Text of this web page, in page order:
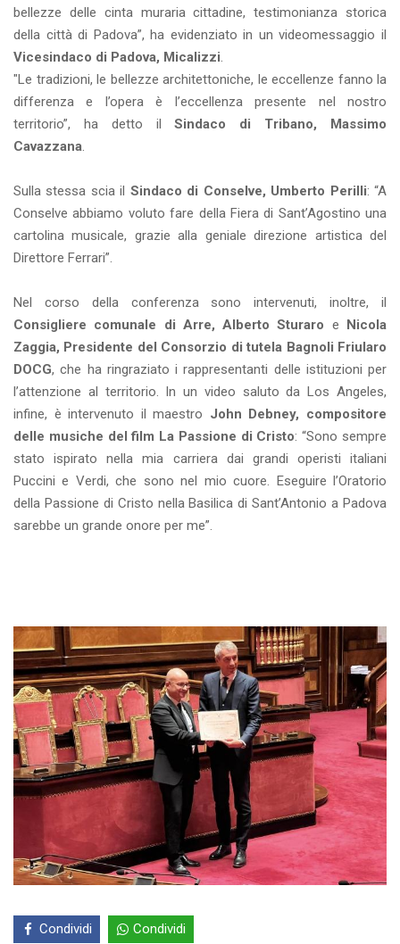
bellezze delle cinta muraria cittadine, testimonianza storica
della città di Padova”, ha evidenziato in un videomessaggio il
Vicesindaco di Padova, Micalizzi.
"Le tradizioni, le bellezze architettoniche, le eccellenze fanno la
differenza e l’opera è l’eccellenza presente nel nostro
territorio”, ha detto ilSindaco di Tribano, Massimo
Cavazzana.
Sulla stessa scia il Sindaco di Conselve, Umberto Perilli: “A
Conselve abbiamo voluto fare della Fiera di Sant’Agostino una
cartolina musicale, grazie alla geniale direzione artistica del
Direttore Ferrari”.
Nel corso della conferenza sono intervenuti, inoltre, il
Consigliere comunale di Arre, Alberto Sturaro e
Nicola
Zaggia, Presidente del Consorzio di tutela Bagnoli Friularo
DOCG, che ha ringraziato i rappresentanti delle istituzioni per
l’attenzione al territorio. In un video saluto da Los Angeles,
infine, è intervenuto il maestro John Debney, compositore
delle musiche del film La Passione di Cristo: “Sono sempre
stato ispirato nella mia carriera dai grandi operisti italiani
Puccini e Verdi, che sono nel mio cuore. Eseguire l’Oratorio
della Passione di Cristo nella Basilica di Sant’Antonio a Padova
sarebbe un grande onore per me”.
Condividi Condividi